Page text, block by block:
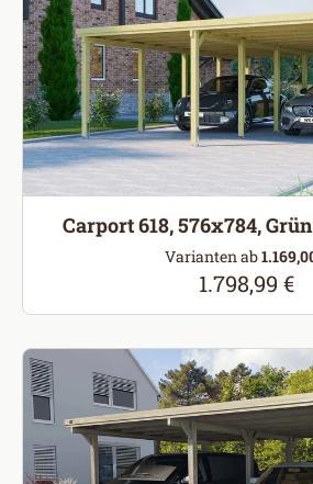
Carport 618, 576x784,
Varianten ab
Regulärer
1.798,99 €